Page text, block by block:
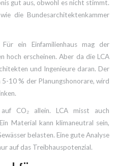
gut aus, obwohl es nicht stimmt.
die Bundesarchitektenkammer
ein Einfamilienhaus mag der
hoch erscheinen. Aber da die LCA
und Ingenieure daran. Der
10 % der Planungshonorare, wird
CO₂ allein. LCA misst auch
Material kann klimaneutral sein,
belasten. Eine gute Analyse
auf das Treibhauspotenzial.